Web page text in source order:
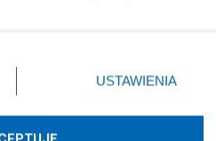
ustawień prywatności
rogu strony
nie wymagają zgody
sprzeciwić się takiemu
USTAWIENIA